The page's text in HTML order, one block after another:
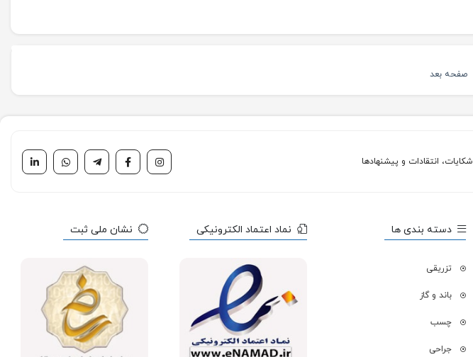
صفحه بعد
شکایات، انتقادات و پیشنهادها
دسته بندی ها
تزریقی
باند و گاز
چسب
جراحی
نماد اعتماد الکترونیکی نشان ملی ثبت